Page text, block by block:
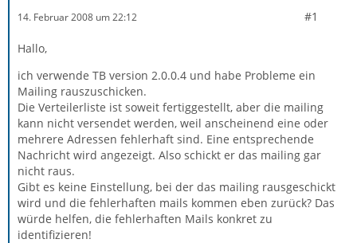
14. Februar 2008 um 22:12 #1
Hallo,
ich verwende TB version 2.0.0.4 und habe Probleme ein
Mailing rauszuschicken.
Die Verteilerliste ist soweit fertiggestellt, aber die mailing
kann nicht versendet werden, weil anscheinend eine oder
mehrere Adressen fehlerhaft sind. Eine entsprechende
Nachricht wird angezeigt. Also schickt er das mailing gar
nicht raus.
Gibt es keine Einstellung, bei der das mailing rausgeschickt
wird und die fehlerhaften mails kommen eben zurück? Das
würde helfen, die fehlerhaften Mails konkret zu
identifizieren!